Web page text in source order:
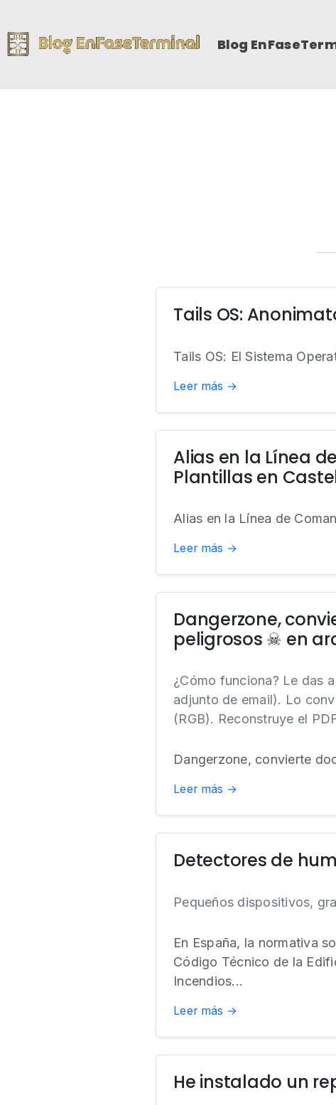
Blog
Tails OS:
Tails OS: El Sistema
Leer más →
Alias en la Línea
Plantillas en
Alias en la Línea de
Leer más →
Dangerzone,
peligrosos ☠ en
¿Cómo funciona? Le das
adjunto de email). Lo
(RGB). Reconstruye el
Dangerzone, convierte
Leer más →
Detectores de
Pequeños dispositivos,
En España, la normativa
Código Técnico de la
Incendios...
Leer más →
He instalado un